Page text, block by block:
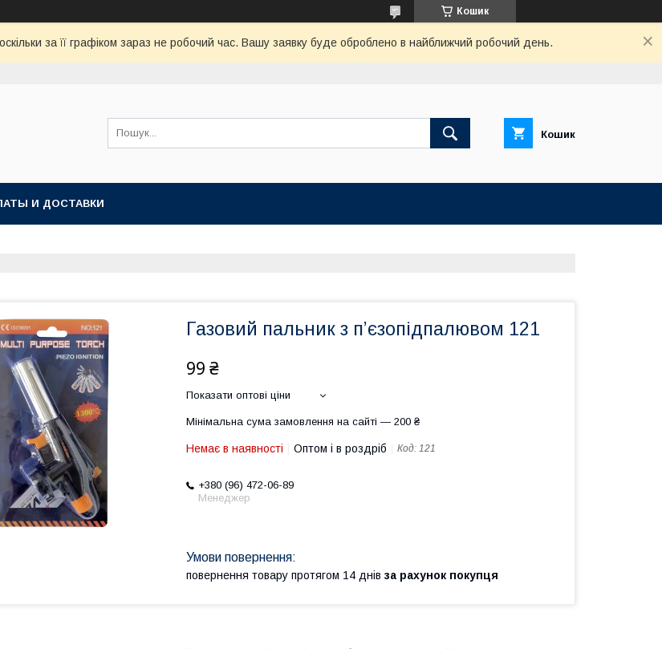
Кошик
за її графіком зараз не робочий час. Вашу заявку буде оброблено в найближчий робочий день.
Кошик
И ДОСТАВКИ
Газовий пальник з п’єзопідпалювом 121
99 ₴
Показати оптові ціни
Мінімальна сума замовлення на сайті — 200 ₴
Немає в наявності Оптом і в роздріб Код: 121
+380 (96) 472-06-89
Менеджер
повернення товару протягом 14 днів за рахунок покупця